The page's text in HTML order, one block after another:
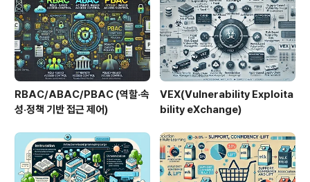
는 전용 인프라 시스템이다.2. 특징구분설명비교/차별점AI
특화 인프라GPU/TPU 중심 ..
RBAC/ABAC/PBAC (역할·속
성·정책 기반 접근 제어)
VEX(Vulnerability Exploita
bility eXchange)